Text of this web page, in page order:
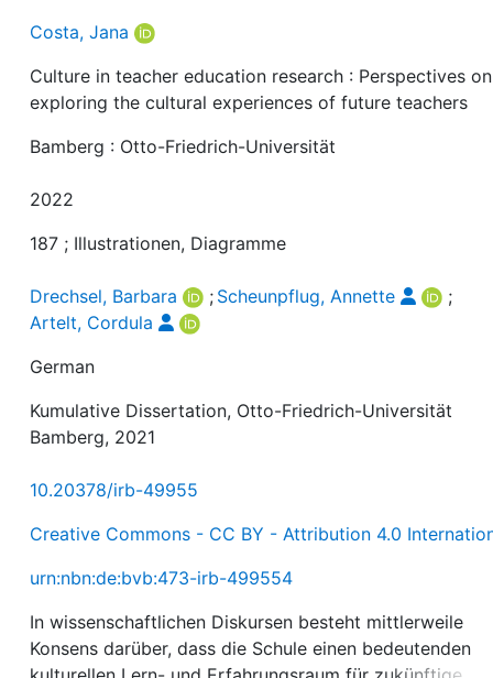
Costa, Jana
Culture in teacher education research : Perspectives on
exploring the cultural experiences of future teachers
Bamberg : Otto-Friedrich-Universität
2022
187 ; Illustrationen, Diagramme
Drechsel, Barbara ; Scheunpflug, Annette
;
Artelt, Cordula
German
Kumulative Dissertation, Otto-Friedrich-Universität
Bamberg, 2021
10.20378/irb-49955
Creative Commons - CC BY - Attribution 4.0
urn:nbn:de:bvb:473-irb-499554
In wissenschaftlichen Diskursen besteht mittlerweile
Konsens darüber, dass die Schule einen bedeutenden